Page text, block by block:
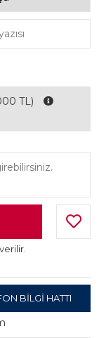
TL)
BILGI HATTI